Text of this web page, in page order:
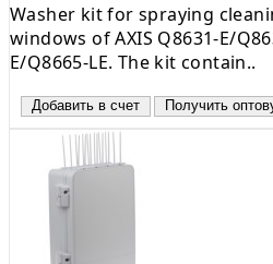
Washer kit for spraying
windows of AXIS Q8631-E/
E/Q8665-LE. The kit contain..
Добавить в счет Получить